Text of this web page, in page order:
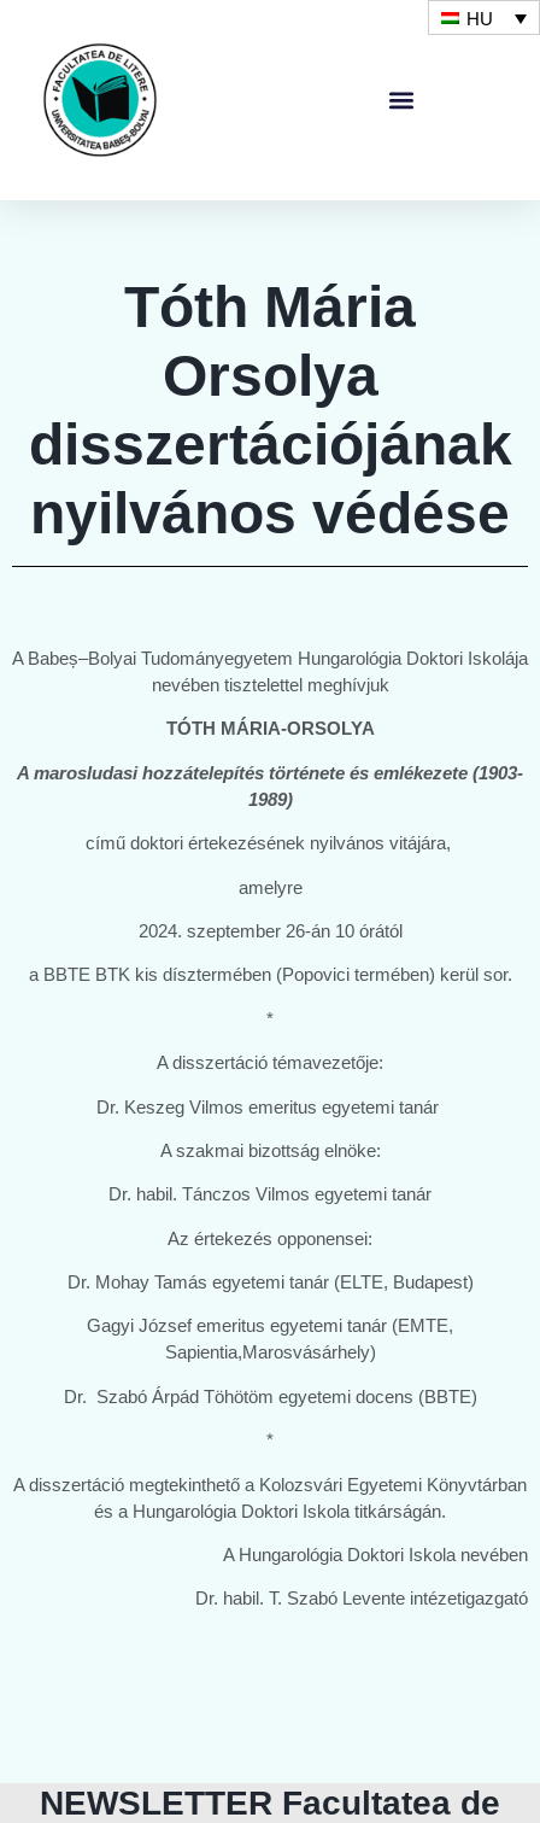
HU
Tóth Mária
Orsolya
disszertációjának
nyilvános védése
A Babeș–Bolyai Tudományegyetem Hungarológia Doktori Iskolája
nevében tisztelettel meghívjuk
TÓTH MÁRIA-ORSOLYA
A marosludasi hozzátelepítés története és emlékezete (1903-
1989)
című doktori értekezésének nyilvános vitájára,
amelyre
2024. szeptember 26-án 10 órától
a BBTE BTK kis dísztermében (Popovici termében) kerül sor.
*
A disszertáció témavezetője:
Dr. Keszeg Vilmos emeritus egyetemi tanár
A szakmai bizottság elnöke:
Dr. habil. Tánczos Vilmos egyetemi tanár
Az értekezés opponensei:
Dr. Mohay Tamás egyetemi tanár (ELTE, Budapest)
Gagyi József emeritus egyetemi tanár (EMTE,
Sapientia,Marosvásárhely)
Dr. Szabó Árpád Töhötöm egyetemi docens (BBTE)
*
A disszertáció megtekinthető a Kolozsvári Egyetemi Könyvtárban
és a Hungarológia Doktori Iskola titkárságán.
A Hungarológia Doktori Iskola nevében
Dr. habil. T. Szabó Levente intézetigazgató
NEWSLETTER Facultatea de